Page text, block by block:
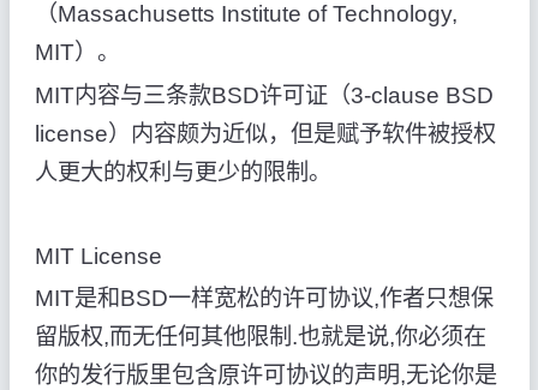
（Massachusetts Institute of Technology,
MIT）。
MIT内容与三条款BSD许可证（3-clause BSD
license）内容颇为近似，但是赋予软件被授权
人更大的权利与更少的限制。
MIT License
MIT是和BSD一样宽松的许可协议,作者只想保
留版权,而无任何其他限制.也就是说,你必须在
你的发行版里包含原许可协议的声明,无论你是